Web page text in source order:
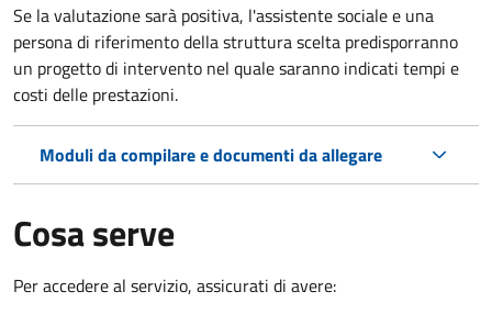
Se la valutazione sarà positiva, l'assistente sociale e una
persona di riferimento della struttura scelta predisporranno
un progetto di intervento nel quale saranno indicati tempi e
costi delle prestazioni.
Moduli da compilare e documenti da allegare
Cosa serve
Per accedere al servizio, assicurati di avere: